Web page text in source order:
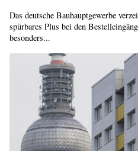
Das deutsche Bauhauptgewerbe
spürbares Plus bei den
besonders...